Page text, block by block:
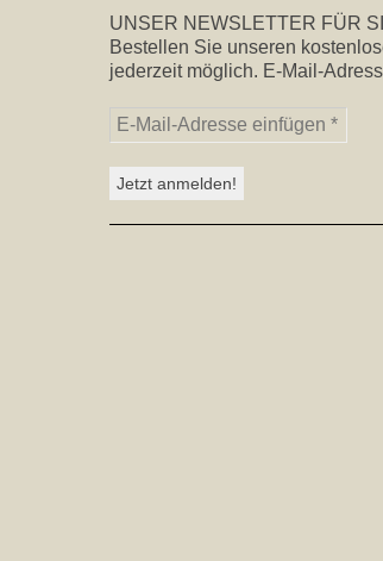
UNSER NEWSLETTER FÜR
Bestellen Sie unseren
jederzeit möglich. E-Mail-